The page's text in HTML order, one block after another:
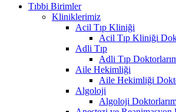
Tıbbi Birimler
Kliniklerimiz
Acil Tıp Kliniği
Acil Tıp Kliniği
Adli Tıp
Adli Tıp
Aile Hekimliği
Aile Hekimliği
Algoloji
Algoloji